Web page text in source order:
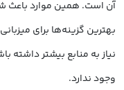
آن است. همین موارد باعث
بهترین گزینه‌ها برای
نیاز به منابع بیشتر داشته
وجود ندارد.